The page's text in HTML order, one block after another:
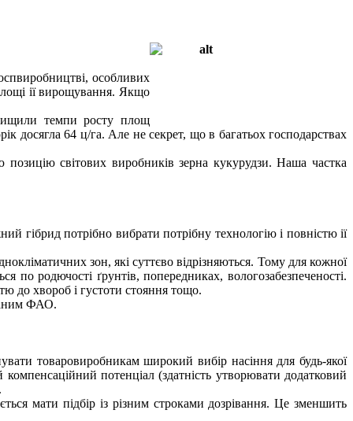
особливих
ії вирощування. Якщо
темпи росту площ
досягла 64 ц/га. Але не секрет, що в багатьох господарствах
світових виробників зерна кукурудзи. Наша частка
гібрид потрібно вибрати потрібну технологію і повністю ії
зон, які суттєво відрізняються. Тому для кожної
по родючості ґрунтів, попередниках, вологозабезпеченості.
до хвороб і густоти стояння тощо.
ФАО.
товаровиробникам широкий вибір насіння для будь-якої
потенціал (здатність утворювати додатковий
мати підбір із різним строками дозрівання. Це зменшить